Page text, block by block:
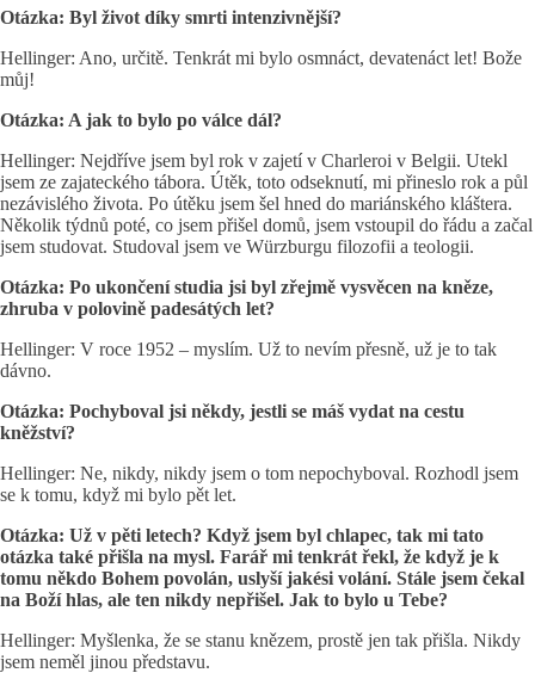
Otázka: Byl život díky smrti intenzivnější?
Hellinger: Ano, určitě. Tenkrát mi bylo osmnáct, devatenáct let! Bože
můj!
Otázka: A jak to bylo po válce dál?
Hellinger: Nejdříve jsem byl rok v zajetí v Charleroi v Belgii. Utekl
jsem ze zajateckého tábora. Útěk, toto odseknutí, mi přineslo rok a půl
nezávislého života. Po útěku jsem šel hned do mariánského kláštera.
Několik týdnů poté, co jsem přišel domů, jsem vstoupil do řádu a začal
jsem studovat. Studoval jsem ve Würzburgu filozofii a teologii.
Otázka: Po ukončení studia jsi byl zřejmě vysvěcen na kněze,
zhruba v polovině padesátých let?
Hellinger: V roce 1952 – myslím. Už to nevím přesně, už je to tak
dávno.
Otázka: Pochyboval jsi někdy, jestli se máš vydat na cestu
kněžství?
Hellinger: Ne, nikdy, nikdy jsem o tom nepochyboval. Rozhodl jsem
se k tomu, když mi bylo pět let.
Otázka: Už v pěti letech? Když jsem byl chlapec, tak mi tato
otázka také přišla na mysl. Farář mi tenkrát řekl, že když je k
tomu někdo Bohem povolán, uslyší jakési volání. Stále jsem čekal
na Boží hlas, ale ten nikdy nepřišel. Jak to bylo u Tebe?
Hellinger: Myšlenka, že se stanu knězem, prostě jen tak přišla. Nikdy
jsem neměl jinou představu.